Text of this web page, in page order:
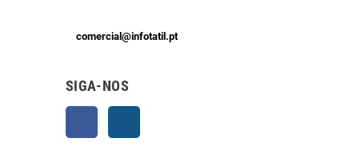
comercial@infotatil.pt
SIGA-NOS